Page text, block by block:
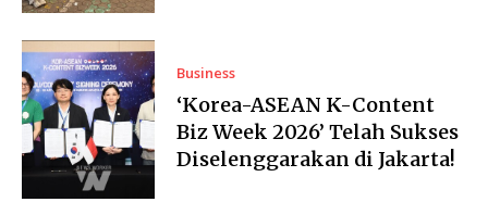
Business
‘Korea-ASEAN K-Content
Biz Week 2026’ Telah Sukses
Diselenggarakan di Jakarta!